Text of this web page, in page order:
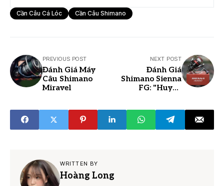
Cần Câu Cá Lóc Cần Câu Shimano
PREVIOUS POST
Đánh Giá Máy
Câu Shimano
Miravel
NEXT POST
Đánh Giá
Shimano Sienna
FG: "Huyền
Cần Thủ
WRITTEN BY
Hoàng Long